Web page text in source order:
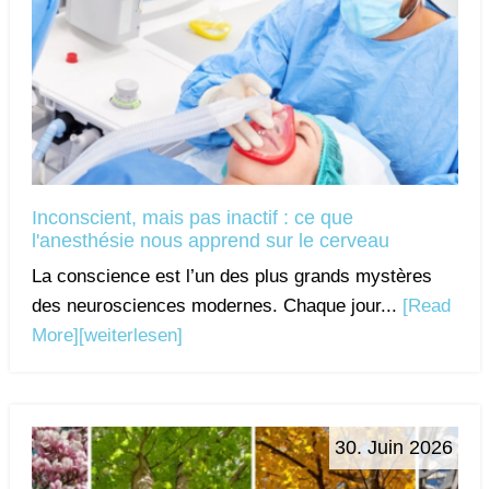
Inconscient, mais pas inactif : ce que
l'anesthésie nous apprend sur le cerveau
La conscience est l’un des plus grands mystères
des neurosciences modernes. Chaque jour... [Read
More] [weiterlesen]
30. Juin 2026